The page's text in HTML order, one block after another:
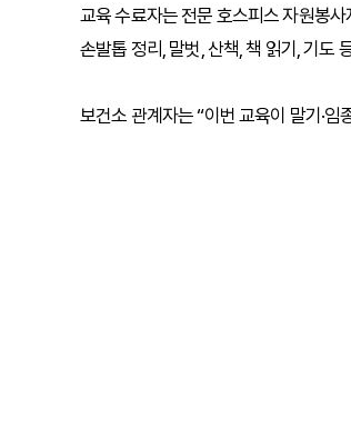
교육 수료자는 전문 호스피스 자원봉
손발톱 정리, 말벗, 산책, 책 읽기, 기도
보건소 관계자는 “이번 교육이 말기·